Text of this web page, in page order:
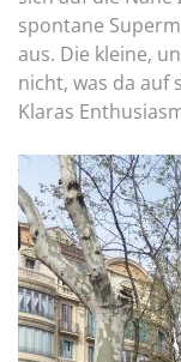
spontane
aus. Die kleine,
nicht, was da auf
Klaras